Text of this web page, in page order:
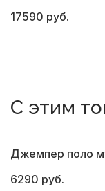
17590 руб.
С этим
Джемпер поло
6290 руб.